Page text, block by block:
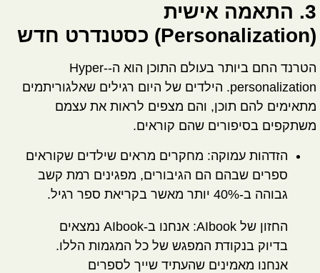
3. התאמה אישית
(Personalization) כסטנדרט חדש
הטרנד החם ביותר בעולם התוכן הוא ה-Hyper-
personalization. הילדים של היום רגילים שאלגוריתמים
מתאימים להם תוכן, והם מצפים לראות את עצמם
משתקפים בסיפורים שהם קוראים.
הזדהות עמוקה: מחקרים מראים שילדים שקוראים
ספרים שבהם הם הגיבורים, מפגינים רמת קשב
גבוהה ב-40% יותר מאשר בקריאת ספר רגיל.
החזון של AIbook:
אנחנו ב-AIbook נמצאים
בדיוק בנקודת המפגש של כל המגמות הללו.
אנחנו מאמינים שהעתיד שייך לספרים